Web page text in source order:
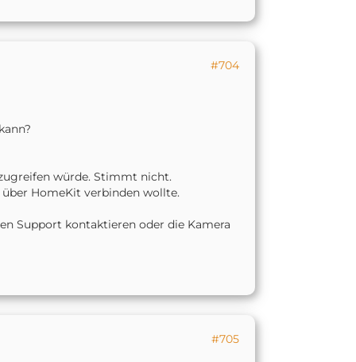
#704
würde. Stimmt nicht.
HomeKit verbinden wollte.
Support kontaktieren oder die Kamera
#705